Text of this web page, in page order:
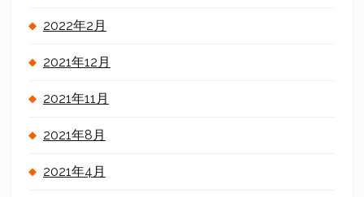
2022年2月
2021年12月
2021年11月
2021年8月
2021年4月